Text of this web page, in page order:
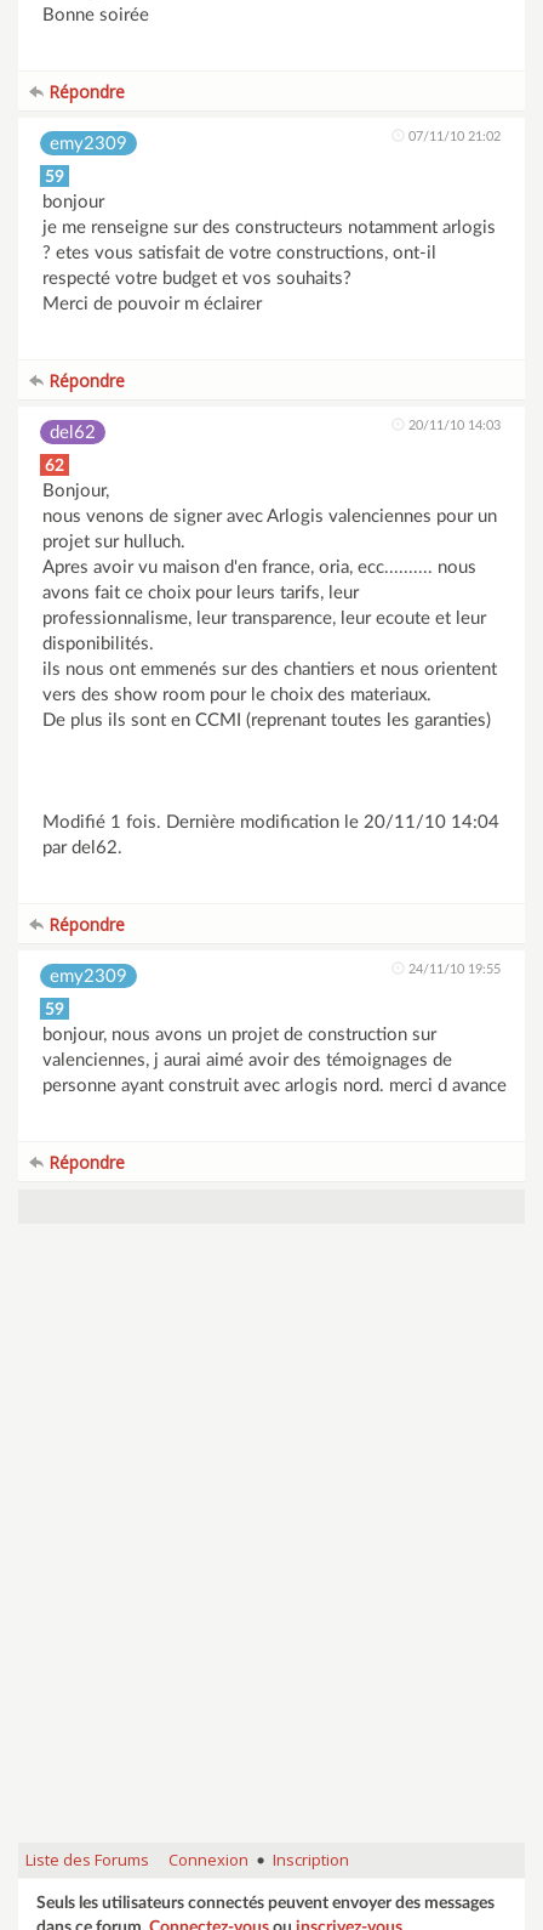
Bonne soirée
Répondre
emy2309 07/11/10 21:02
59
bonjour
je me renseigne sur des constructeurs notamment arlogis
? etes vous satisfait de votre constructions, ont-il
respecté votre budget et vos souhaits?
Merci de pouvoir m éclairer
Répondre
del62 20/11/10 14:03
62
Bonjour,
nous venons de signer avec Arlogis valenciennes pour un
projet sur hulluch.
Apres avoir vu maison d'en france, oria, ecc.......... nous
avons fait ce choix pour leurs tarifs, leur
professionnalisme, leur transparence, leur ecoute et leur
disponibilités.
ils nous ont emmenés sur des chantiers et nous orientent
vers des show room pour le choix des materiaux.
De plus ils sont en CCMI (reprenant toutes les garanties)
Modifié 1 fois. Dernière modification le 20/11/10 14:04
par del62.
Répondre
emy2309 24/11/10 19:55
59
bonjour, nous avons un projet de construction sur
valenciennes, j aurai aimé avoir des témoignages de
personne ayant construit avec arlogis nord. merci d avance
Répondre
Liste des Forums Connexion • Inscription
Seuls les utilisateurs connectés peuvent envoyer des messages